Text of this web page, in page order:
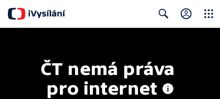
ČT nemá práva
pro internet